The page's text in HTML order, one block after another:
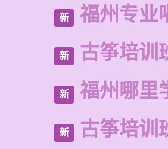
新 福州专业
新 古筝培训
新 福州哪里
新 古筝培训